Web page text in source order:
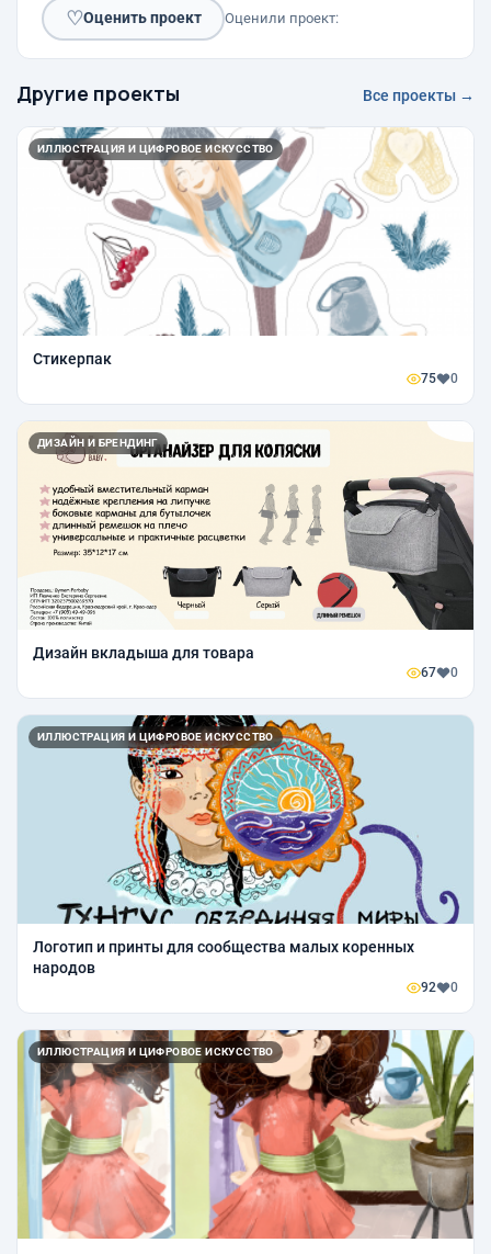
♡Оценить проект Оценили проект:
Другие проекты Все проекты →
ИЛЛЮСТРАЦИЯ И ЦИФРОВОЕ ИСКУССТВО
Стикерпак
75 0
ДИЗАЙН И БРЕНДИНГ
Дизайн вкладыша для товара
67 0
ИЛЛЮСТРАЦИЯ И ЦИФРОВОЕ ИСКУССТВО
Логотип и принты для сообщества малых коренных
народов
92 0
ИЛЛЮСТРАЦИЯ И ЦИФРОВОЕ ИСКУССТВО